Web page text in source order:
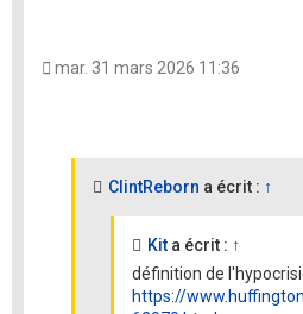
mar. 31 mars 2026 11:36
ClintReborn a écrit : ↑
Kit a écrit : ↑
définition de
https://